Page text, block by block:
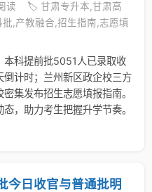
读
🏷️ 甘肃专升本,甘肃高
,产教融合,招生指南,志愿填
本科提前批5051人已录取收
计时；兰州新区政企校三方
集发布招生志愿填报指南。
，助力考生把握升学节奏。
今日收官与普通批明